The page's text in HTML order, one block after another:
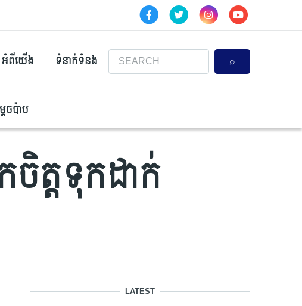
អំពីយើង ទំនាក់ទំនង Search
ចប៉ាប
ចិត្តទុកដាក់
LATEST